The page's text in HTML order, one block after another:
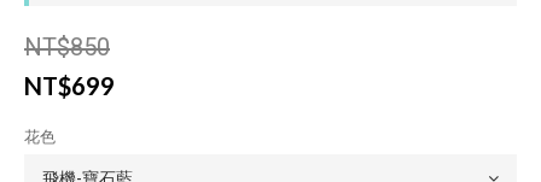
NT$850
NT$699
花色